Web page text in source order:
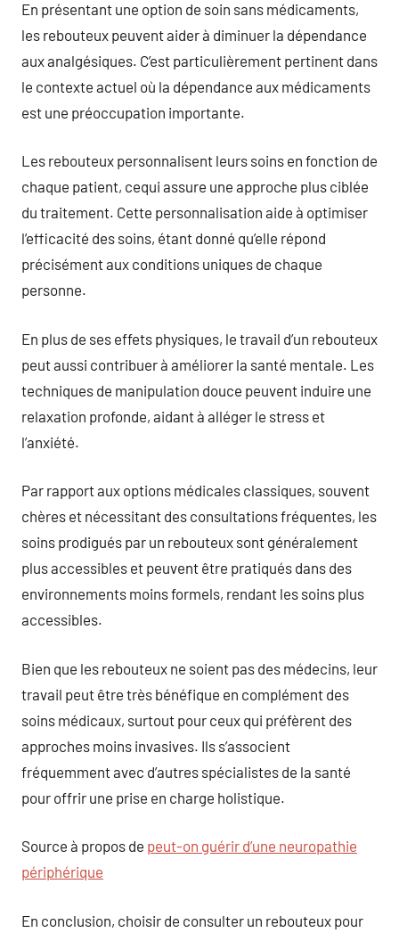
En présentant une option de soin sans médicaments,
les rebouteux peuvent aider à diminuer la dépendance
aux analgésiques. C’est particulièrement pertinent dans
le contexte actuel où la dépendance aux médicaments
est une préoccupation importante.
Les rebouteux personnalisent leurs soins en fonction de
chaque patient, cequi assure une approche plus ciblée
du traitement. Cette personnalisation aide à optimiser
l’efficacité des soins, étant donné qu’elle répond
précisément aux conditions uniques de chaque
personne.
En plus de ses effets physiques, le travail d’un rebouteux
peut aussi contribuer à améliorer la santé mentale. Les
techniques de manipulation douce peuvent induire une
relaxation profonde, aidant à alléger le stress et
l’anxiété.
Par rapport aux options médicales classiques, souvent
chères et nécessitant des consultations fréquentes, les
soins prodigués par un rebouteux sont généralement
plus accessibles et peuvent être pratiqués dans des
environnements moins formels, rendant les soins plus
accessibles.
Bien que les rebouteux ne soient pas des médecins, leur
travail peut être très bénéfique en complément des
soins médicaux, surtout pour ceux qui préfèrent des
approches moins invasives. Ils s’associent
fréquemment avec d’autres spécialistes de la santé
pour offrir une prise en charge holistique.
Source à propos de peut-on guérir d’une neuropathie
périphérique
En conclusion, choisir de consulter un rebouteux pour